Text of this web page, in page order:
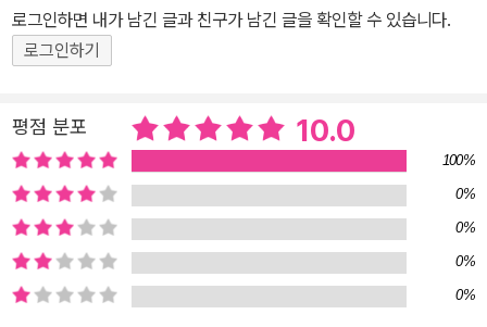
《어린 왕자》를 다시 펼쳐야 하는 이유다. 영어 원서와 함께 읽는 《어
린 왕자》 『느낌이있는책』의 《어린 왕자》는 영어 원서와 함께 수록되
어 있다. 생텍쥐페리가 남긴 문장을 원문으로도 읽으며, 그 감동을 온
어린 왕자의 이야기가 더욱 깊이 다가온다. "가장 중요한 것은 눈에
보이지 않아." B-612별 어딘가에서 우리를 기다리고 있을 어린 왕자,
『느낌이있는책』의 《어린 왕자》와 함께 재회를 시작해 보자 어른
인 우리는 누군가의 보아뱀을 모자로 보고 있지 않았을까? 세상의 어
른들은 너무 바쁘게 살아간다. 매일 반복되는 일상에서 우리는 무엇
이 중요한지조차 잊고 지낸다. 그러다 문득, 어느 순간 머릿속을 스치
로그인하면 내가 남긴 글과 친구가 남긴 글을 확인할 수 있습니다.
로그인하기
평점 분포 10.0
100%
0%
0%
0%
0%